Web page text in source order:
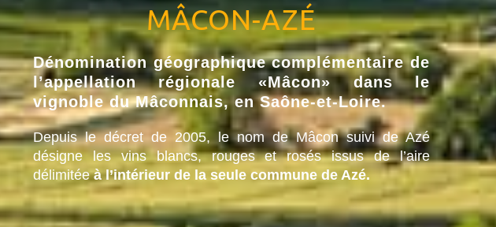
MÂCON-AZÉ
Dénomination géographique complémentaire de
l’appellation régionale «Mâcon» dans le
vignoble du Mâconnais, en Saône-et-Loire.
Depuis le décret de 2005, le nom de Mâcon suivi de Azé
désigne les vins blancs, rouges et rosés issus de l’aire
délimitéeà l’intérieur de la seule commune de Azé.